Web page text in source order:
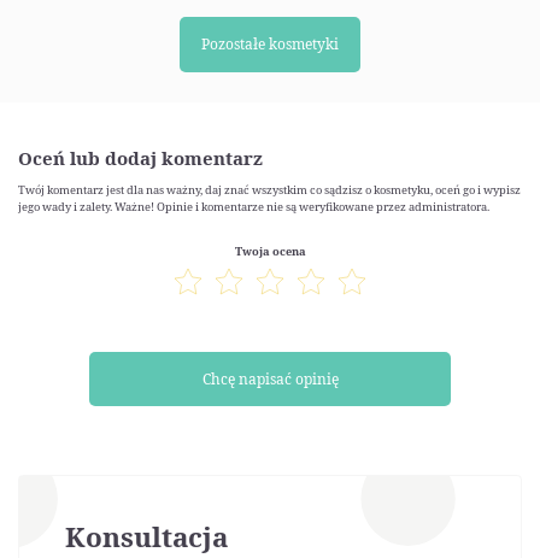
Pozostałe kosmetyki
Oceń lub dodaj komentarz
Twój komentarz jest dla nas ważny, daj znać wszystkim co sądzisz o kosmetyku, oceń go i wypisz
jego wady i zalety. Ważne! Opinie i komentarze nie są weryfikowane przez administratora.
Twoja ocena
Chcę napisać opinię
Konsultacja